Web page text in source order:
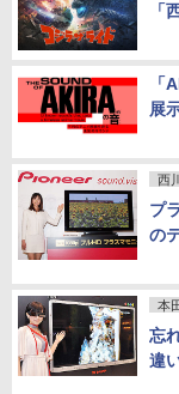
「
「
展
西
プ
の
本
忘
違